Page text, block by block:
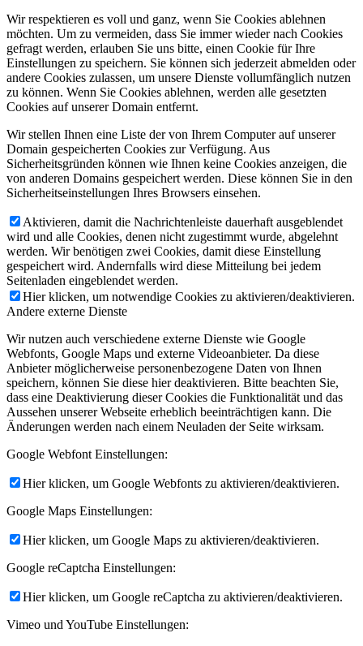
Wir respektieren es voll und ganz, wenn Sie Cookies ablehnen
möchten. Um zu vermeiden, dass Sie immer wieder nach Cookies
gefragt werden, erlauben Sie uns bitte, einen Cookie für Ihre
Einstellungen zu speichern. Sie können sich jederzeit abmelden oder
andere Cookies zulassen, um unsere Dienste vollumfänglich nutzen
zu können. Wenn Sie Cookies ablehnen, werden alle gesetzten
Cookies auf unserer Domain entfernt.
Wir stellen Ihnen eine Liste der von Ihrem Computer auf unserer
Domain gespeicherten Cookies zur Verfügung. Aus
Sicherheitsgründen können wie Ihnen keine Cookies anzeigen, die
von anderen Domains gespeichert werden. Diese können Sie in den
Sicherheitseinstellungen Ihres Browsers einsehen.
Aktivieren, damit die Nachrichtenleiste dauerhaft ausgeblendet
wird und alle Cookies, denen nicht zugestimmt wurde, abgelehnt
werden. Wir benötigen zwei Cookies, damit diese Einstellung
gespeichert wird. Andernfalls wird diese Mitteilung bei jedem
Seitenladen eingeblendet werden.
Hier klicken, um notwendige Cookies zu aktivieren/deaktivieren.
Andere externe Dienste
Wir nutzen auch verschiedene externe Dienste wie Google
Webfonts, Google Maps und externe Videoanbieter. Da diese
Anbieter möglicherweise personenbezogene Daten von Ihnen
speichern, können Sie diese hier deaktivieren. Bitte beachten Sie,
dass eine Deaktivierung dieser Cookies die Funktionalität und das
Aussehen unserer Webseite erheblich beeinträchtigen kann. Die
Änderungen werden nach einem Neuladen der Seite wirksam.
Google Webfont Einstellungen:
Hier klicken, um Google Webfonts zu aktivieren/deaktivieren.
Google Maps Einstellungen:
Hier klicken, um Google Maps zu aktivieren/deaktivieren.
Google reCaptcha Einstellungen:
Hier klicken, um Google reCaptcha zu aktivieren/deaktivieren.
Vimeo und YouTube Einstellungen: